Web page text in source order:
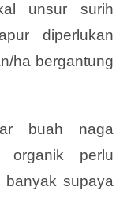
unsur surih
diperlukan
ha bergantung
buah naga
perlu
banyak supaya